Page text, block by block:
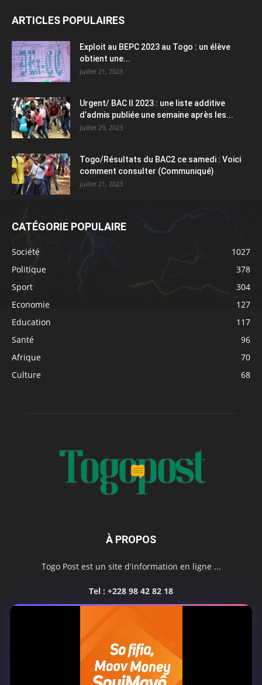
ARTICLES POPULAIRES
Exploit au BEPC 2023 au Togo : un élève
obtient une...
juillet 21, 2023
Urgent/ BAC II 2023 : une liste additive
d’admis publiée une semaine après les...
juillet 29, 2023
Togo/Résultats du BAC2 ce samedi : Voici
comment consulter (Communiqué)
juillet 21, 2023
CATÉGORIE POPULAIRE
Société
1027
Politique
378
Sport
304
Economie
127
Education
117
Santé
96
Afrique
70
Culture
68
À PROPOS
Togo Post est un site d'information en ligne ...
Tel : +228 98 42 82 18
SUIVEZ NOUS